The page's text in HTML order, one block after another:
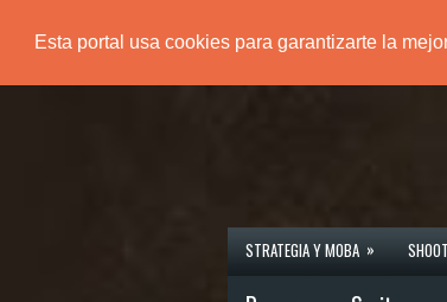
Esta portal usa cookies para garantizarte la
PÁGINA PRINCIPAL
STRATEGIA Y MOBA »